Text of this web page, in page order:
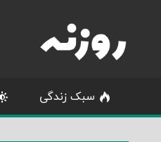
content
سبک زندگی